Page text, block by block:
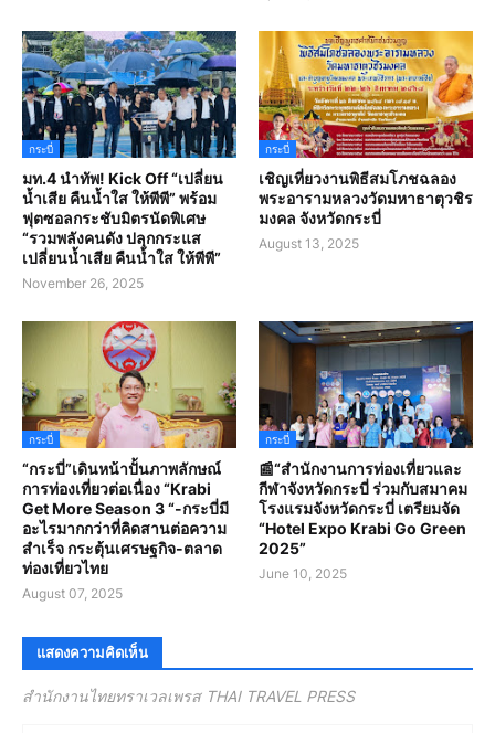
กระบี่
มท.4 นำทัพ! Kick Off “เปลี่ยน
น้ำเสีย คืนน้ำใส ให้พีพี” พร้อม
ฟุตซอลกระชับมิตรนัดพิเศษ
“รวมพลังคนดัง ปลุกกระแส
เปลี่ยนน้ำเสีย คืนน้ำใส ให้พีพี”
November 26, 2025
กระบี่
เชิญเที่ยวงานพิธีสมโภชฉลอง
พระอารามหลวงวัดมหาธาตุวชิร
มงคล จังหวัดกระบี่
August 13, 2025
กระบี่
“กระบี่”เดินหน้าปั้นภาพลักษณ์
การท่องเที่ยวต่อเนื่อง “Krabi
Get More Season 3 “-กระบี่มี
อะไรมากกว่าที่คิดสานต่อความ
สำเร็จ กระตุ้นเศรษฐกิจ-ตลาด
ท่องเที่ยวไทย
August 07, 2025
กระบี่
📰“สํานักงานการท่องเที่ยวและ
กีฬาจังหวัดกระบี่ ร่วมกับสมาคม
โรงแรมจังหวัดกระบี่ เตรียมจัด
“Hotel Expo Krabi Go Green
2025”
June 10, 2025
แสดงความคิดเห็น
สำนักงานไทยทราเวลเพรส THAI TRAVEL PRESS